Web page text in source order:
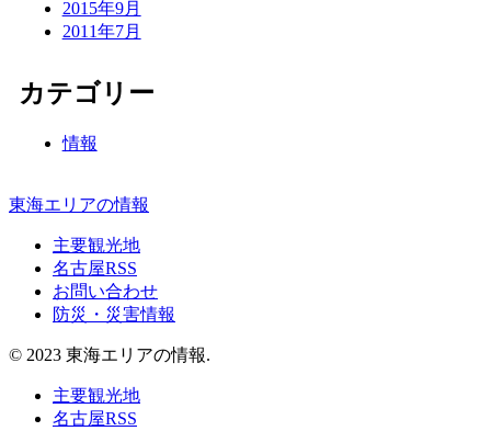
2015年9月
2011年7月
カテゴリー
情報
東海エリアの情報
主要観光地
名古屋RSS
お問い合わせ
防災・災害情報
© 2023 東海エリアの情報.
主要観光地
名古屋RSS